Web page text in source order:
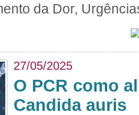
da Dor,
27/05/2025
O PCR como
Candida auris